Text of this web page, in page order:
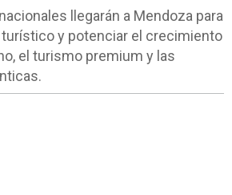
llegarán a Mendoza para
y potenciar el crecimiento
el turismo premium y las